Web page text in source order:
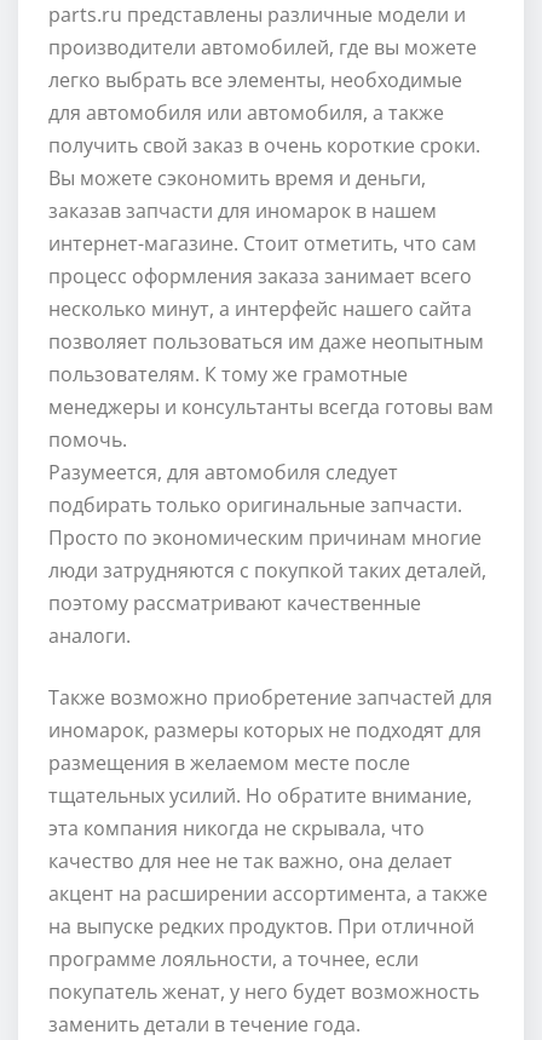
parts.ru представлены различные модели и
производители автомобилей, где вы можете
легко выбрать все элементы, необходимые
для автомобиля или автомобиля, а также
получить свой заказ в очень короткие сроки.
Вы можете сэкономить время и деньги,
заказав запчасти для иномарок в нашем
интернет-магазине. Стоит отметить, что сам
процесс оформления заказа занимает всего
несколько минут, а интерфейс нашего сайта
позволяет пользоваться им даже неопытным
пользователям. К тому же грамотные
менеджеры и консультанты всегда готовы вам
помочь.
Разумеется, для автомобиля следует
подбирать только оригинальные запчасти.
Просто по экономическим причинам многие
люди затрудняются с покупкой таких деталей,
поэтому рассматривают качественные
аналоги.
Также возможно приобретение запчастей для
иномарок, размеры которых не подходят для
размещения в желаемом месте после
тщательных усилий. Но обратите внимание,
эта компания никогда не скрывала, что
качество для нее не так важно, она делает
акцент на расширении ассортимента, а также
на выпуске редких продуктов. При отличной
программе лояльности, а точнее, если
покупатель женат, у него будет возможность
заменить детали в течение года.